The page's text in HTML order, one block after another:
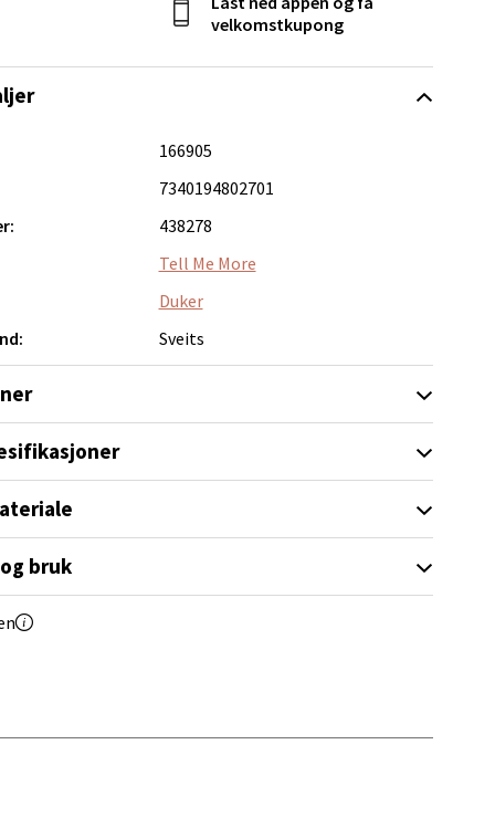
velkomstkupong
166905
7340194802701
438278
Tell Me More
Duker
Sveits
bruk